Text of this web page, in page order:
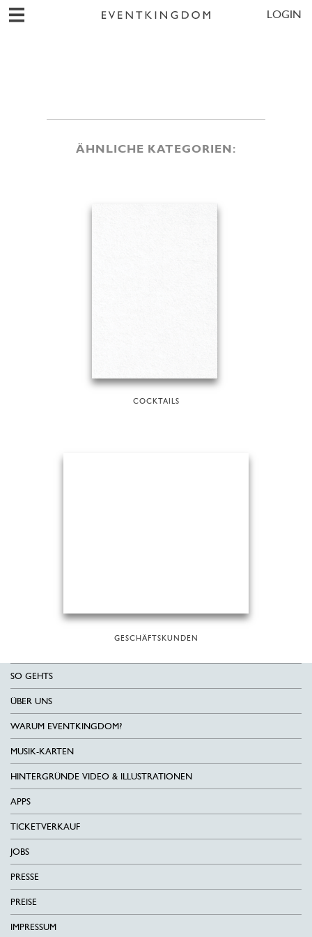
LOGIN
ÄHNLICHE KATEGORIEN:
COCKTAILS
GESCHÄFTSKUNDEN
SO GEHTS
ÜBER UNS
WARUM EVENTKINGDOM?
MUSIK-KARTEN
HINTERGRÜNDE VIDEO & ILLUSTRATIONEN
APPS
TICKETVERKAUF
JOBS
PRESSE
PREISE
IMPRESSUM